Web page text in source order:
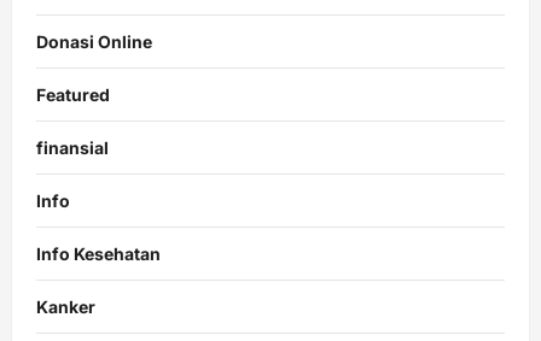
Donasi Online
Featured
finansial
Info
Info Kesehatan
Kanker